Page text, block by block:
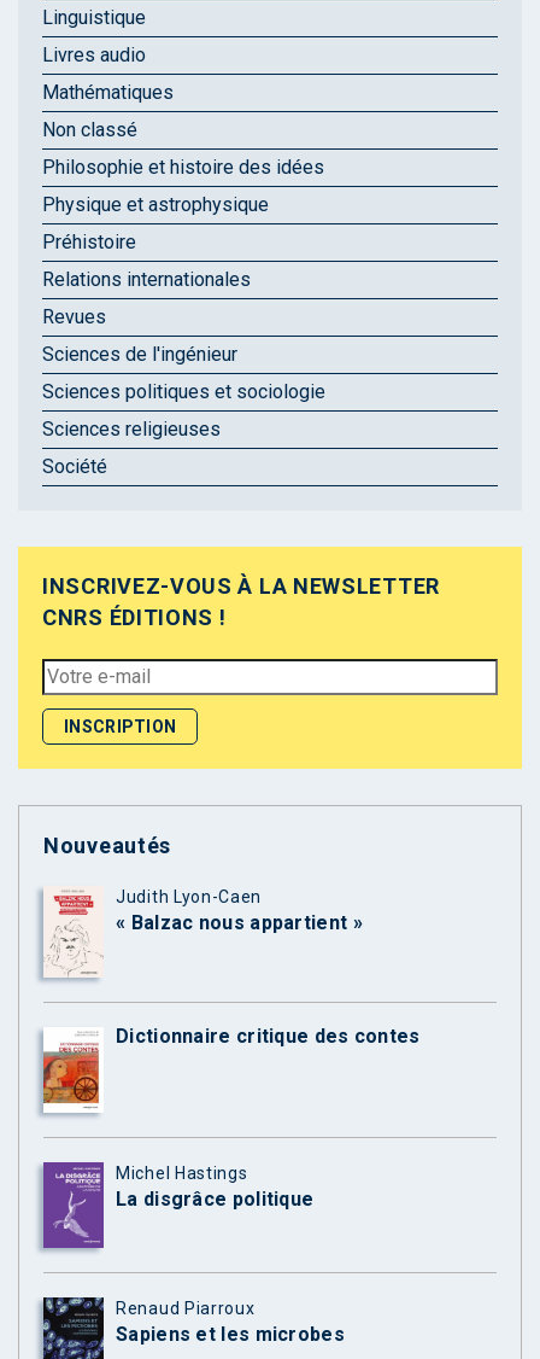
Linguistique
Livres audio
Mathématiques
Non classé
Philosophie et histoire des idées
Physique et astrophysique
Préhistoire
Relations internationales
Revues
Sciences de l'ingénieur
Sciences politiques et sociologie
Sciences religieuses
Société
INSCRIVEZ-VOUS À LA NEWSLETTER
CNRS ÉDITIONS !
Nouveautés
Judith Lyon-Caen
« Balzac nous appartient »
Dictionnaire critique des contes
Michel Hastings
La disgrâce politique
Renaud Piarroux
Sapiens et les microbes